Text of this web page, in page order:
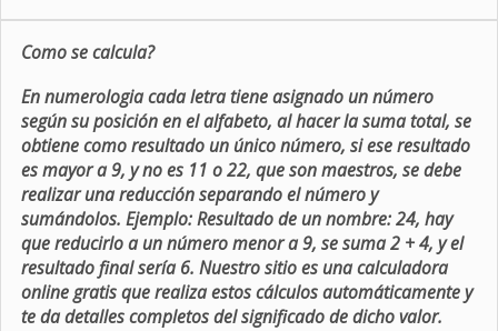
Como se calcula?
En numerologia cada letra tiene asignado un número
según su posición en el alfabeto, al hacer la suma total, se
obtiene como resultado un único número, si ese resultado
es mayor a 9, y no es 11 o 22, que son maestros, se debe
realizar una reducción separando el número y
sumándolos. Ejemplo: Resultado de un nombre: 24, hay
que reducirlo a un número menor a 9, se suma 2 + 4, y el
resultado final sería 6. Nuestro sitio es una calculadora
online gratis que realiza estos cálculos automáticamente y
te da detalles completos del significado de dicho valor.